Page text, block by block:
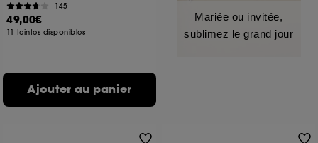
145
49,00€
11 teintes disponibles
Ajouter au panier
Mariée ou invitée,
sublimez le grand jour